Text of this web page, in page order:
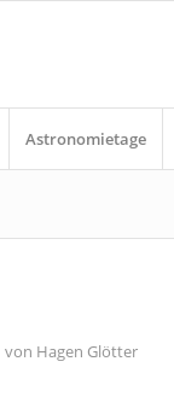
Astronomietage
von Hagen Glötter